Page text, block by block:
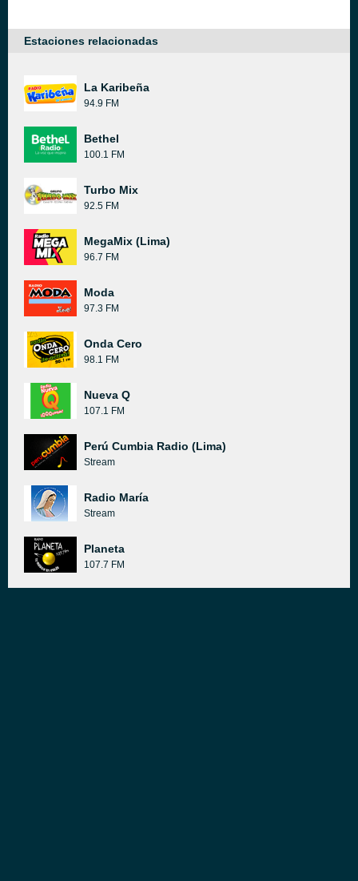
Estaciones relacionadas
La Karibeña
94.9 FM
Bethel
100.1 FM
Turbo Mix
92.5 FM
MegaMix (Lima)
96.7 FM
Moda
97.3 FM
Onda Cero
98.1 FM
Nueva Q
107.1 FM
Perú Cumbia Radio (Lima)
Stream
Radio María
Stream
Planeta
107.7 FM